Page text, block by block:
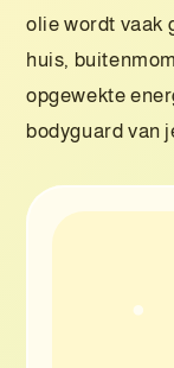
olie wordt vaak
huis,
opgewekte
bodyguard van